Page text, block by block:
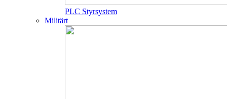
PLC Styrsystem
Militärt